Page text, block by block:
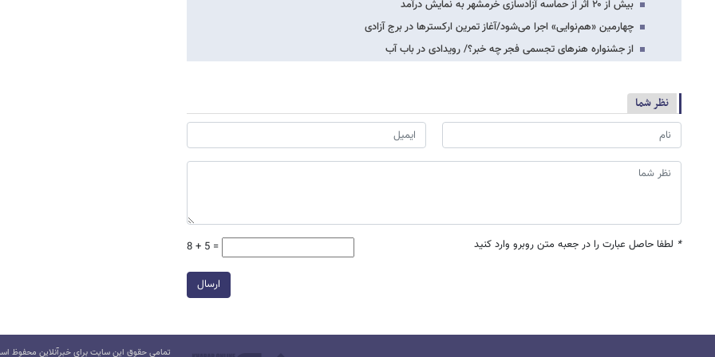
بیش از ۲۰ اثر از حماسه آزادسازی خرمشهر به نمایش درآمد
چهارمین «هم‌نوایی» اجرا می‌شود/آغاز تمرین ارکسترها در برج آزادی
از جشنواره هنرهای تجسمی فجر چه خبر؟/ رویدادی در باب آب
نظر شما
* لطفا حاصل عبارت را در جعبه متن روبرو وارد کنید 8 + 5 =
ارسال
تمامی حقوق این سایت برای خبرآنلاین محفوظ